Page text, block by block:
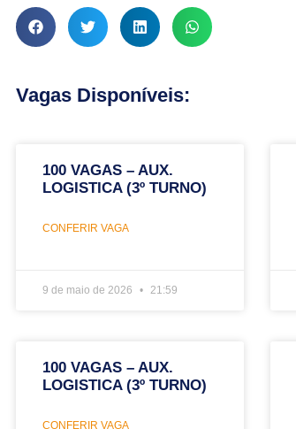
Vagas Disponíveis:
100 VAGAS – AUX.
LOGISTICA (3º TURNO)
CONFERIR VAGA
9 de maio de 2026 21:59
100 VAGAS – AUX.
LOGISTICA (3º TURNO)
CONFERIR VAGA